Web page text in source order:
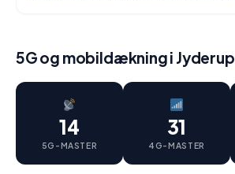
5G og mobildækning i Jyderup
14
5G-MASTER
31
4G-MASTER